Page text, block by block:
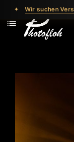
✦ Wir suchen